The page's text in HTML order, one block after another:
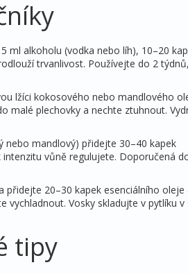
ml alkoholu (vodka nebo líh), 10–20
trvanlivost. Používejte do 2
lžíci kokosového nebo mandlového
malé plechovky a nechte ztuhnout.
nebo mandlový) přidejte 30–40 kapek
vůně regulujete. Doporučená
20–30 kapek esenciálního oleje
Vosky skladujte v pytlíku v
tipy